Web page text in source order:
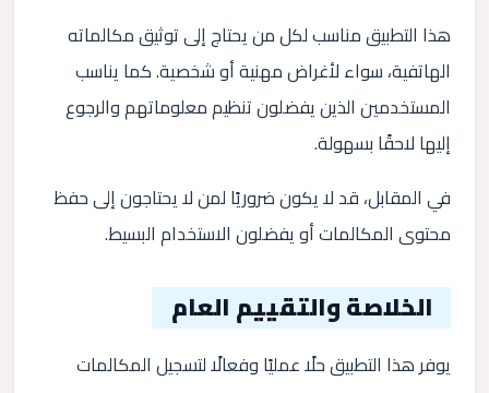
هذا التطبيق مناسب لكل من يحتاج إلى توثيق مكالماته
الهاتفية، سواء لأغراض مهنية أو شخصية. كما يناسب
المستخدمين الذين يفضلون تنظيم معلوماتهم والرجوع
إليها لاحقًا بسهولة.
في المقابل، قد لا يكون ضروريًا لمن لا يحتاجون إلى حفظ
محتوى المكالمات أو يفضلون الاستخدام البسيط.
الخلاصة والتقييم العام
يوفر هذا التطبيق حلًا عمليًا وفعالًا لتسجيل المكالمات